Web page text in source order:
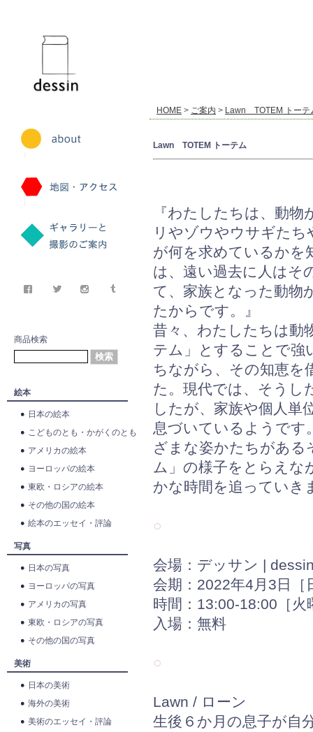
商品検索
絵本
日本の絵本
こどものとも・かがくのとも
アメリカの絵本
ヨーロッパの絵本
東欧・ロシアの絵本
その他の国の絵本
絵本のエッセイ・評論
写真
日本の写真
ヨーロッパの写真
アメリカの写真
東欧・ロシアの写真
その他の国の写真
美術
日本の美術
海外の美術
美術のエッセイ・評論
HOME > ご案内 > Lawn TOTEM トーテ
Lawn TOTEM トーテム
『わたしたちは、動
リやゾウやウサギた
が何を求めているかを
は、遠い過去に人はそ
て、家族となった動物
たからです。』
昔々、わたしたちは動
テム」とすることで強
ちながら、その知恵を
た。現代では、そうし
したが、家族や個人単
息づいているようです
ざまな姿かたちがある
ム」の様子をとらえな
かな時間を追っていき
○
会場：デッサン |
会期：2022年4月3日
時間：13:00-18:00［火
入場：無料
○
Lawn / ローン
生後６か月の息子が自